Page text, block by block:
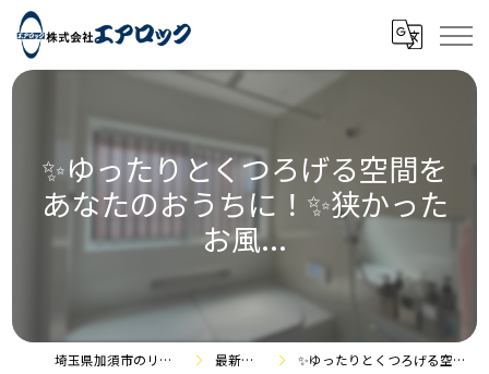
✨ゆったりとくつろげる空間を
あなたのおうちに！✨狭かった
お風...
埼玉県加須市のリフォームなら株式会社エアロック 最新情報・施工事例 ✨ゆったりとくつろげる空間をあなたのおうちに！✨狭かったお風...